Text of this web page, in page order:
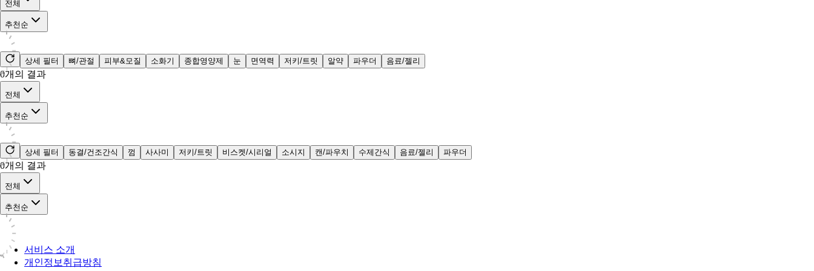
전체
추천순
상세 필터 뼈/관절 피부&모질 소화기 종합영양제 눈 면역력 저키/트릿 알약 파우더 음료/젤리
0개의 결과
전체
추천순
상세 필터 동결/건조간식 껌 사사미 저키/트릿 비스켓/시리얼 소시지 캔/파우치 수제간식 음료/젤리 파우더
0개의 결과
전체
추천순
서비스 소개
개인정보취급방침